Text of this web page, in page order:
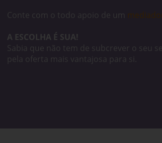
Conte com o todo apoio de um
A ESCOLHA É SUA!
Sabia que não tem de subcrever o seu
pela oferta mais vantajosa para si.